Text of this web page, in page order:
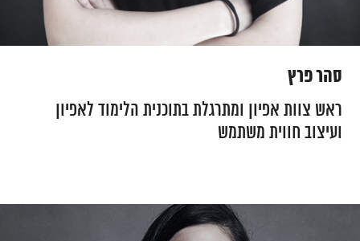
סהר פרץ
ראש צוות אפיון ומתרגלת בתוכנית הלימוד לאפיון
ועיצוב חווית משתמש